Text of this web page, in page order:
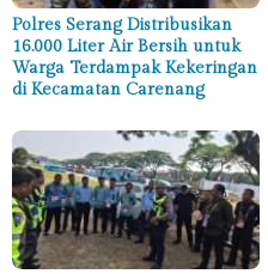
Polres Serang Distribusikan
16.000 Liter Air Bersih untuk
Warga Terdampak Kekeringan
di Kecamatan Carenang